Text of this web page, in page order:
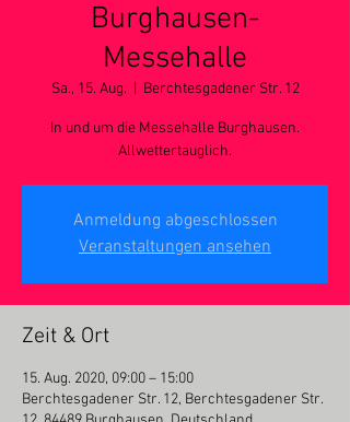
Burghausen-
Messehalle
Sa., 15. Aug. Berchtesgadener Str. 12
In und um die Messehalle Burghausen.
Allwettertauglich.
Anmeldung abgeschlossen
Veranstaltungen ansehen
Zeit & Ort
15. Aug. 2020, 09:00 – 15:00
Berchtesgadener Str. 12, Berchtesgadener Str.